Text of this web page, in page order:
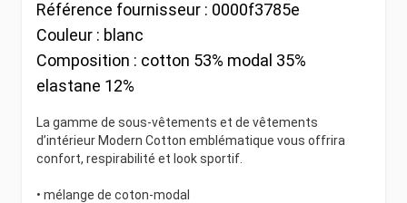
Référence fournisseur : 0000f3785e
Couleur : blanc
Composition : cotton 53% modal 35%
elastane 12%
La gamme de sous-vêtements et de vêtements
d’intérieur Modern Cotton emblématique vous offrira
confort, respirabilité et look sportif.
• mélange de coton-modal